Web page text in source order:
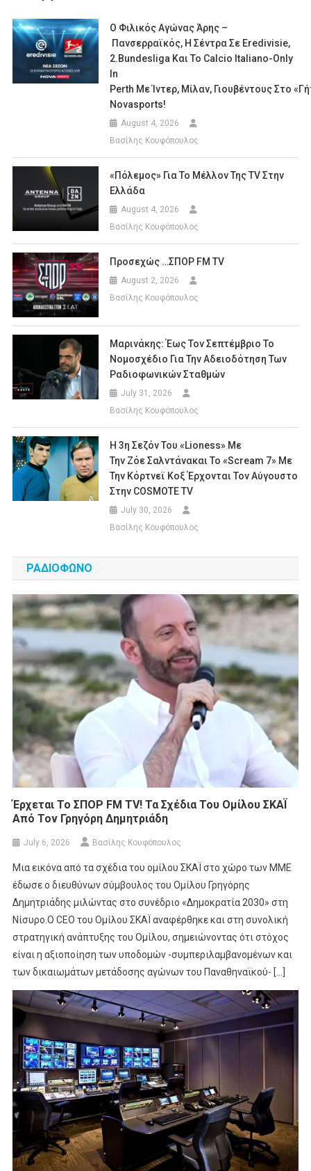
Ο Φιλικός Αγώνας Άρης –
Πανσερραϊκός, Η Σέντρα Σε Eredivisie,
2.Bundesliga Και Το Calcio Italiano-Only
In
Perth Με Ίντερ, Μίλαν, Γιουβέντους Στο
Novasports!
August 4, 2026
Βασίλης Κουφόπουλος
«Πόλεμος» Για Το Μέλλον Της TV Στην
Ελλάδα
August 4, 2026
Βασίλης Κουφόπουλος
Προσεχώς …ΣΠΟΡ FM TV
August 2, 2026
Βασίλης Κουφόπουλος
Μαρινάκης: Έως Τον Σεπτέμβριο Το
Νομοσχέδιο Για Την Αδειοδότηση Των
Ραδιοφωνικών Σταθμών
July 31, 2026
Βασίλης Κουφόπουλος
Η 3η Σεζόν Του «Lioness» Με
Την Ζόε Σαλντάνακαι Το «Scream 7» Με
Την Κόρτνεϊ Κοξ Έρχονται Τον Αύγουστο
Στην COSMOTE TV
July 30, 2026
Βασίλης Κουφόπουλος
ΡΑΔΙΟΦΩΝΟ
Έρχεται Το ΣΠΟΡ FM TV! Τα Σχέδια Του Ομίλου ΣΚΑΪ
Από Τον Γρηγόρη Δημητριάδη
July 6, 2026 Βασίλης Κουφόπουλος
Μια εικόνα από τα σχέδια του ομίλου ΣΚΑΪ στο χώρο των ΜΜΕ
έδωσε ο διευθύνων σύμβουλος του Ομίλου Γρηγόρης
Δημητριάδης μιλώντας στο συνέδριο «Δημοκρατία 2030» στη
Νίσυρο.Ο CEO του Ομίλου ΣΚΑΪ αναφέρθηκε και στη συνολική
στρατηγική ανάπτυξης του Ομίλου, σημειώνοντας ότι στόχος
είναι η αξιοποίηση των υποδομών -συμπεριλαμβανομένων και
των δικαιωμάτων μετάδοσης αγώνων του Παναθηναϊκού- […]